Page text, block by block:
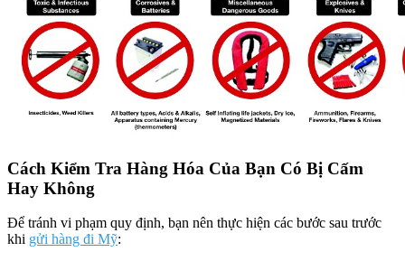
Cách Kiểm Tra Hàng Hóa Của Bạn Có Bị Cấm
Hay Không
Để tránh vi phạm quy định, bạn nên thực hiện các bước sau trước
khi gửi hàng đi Mỹ: